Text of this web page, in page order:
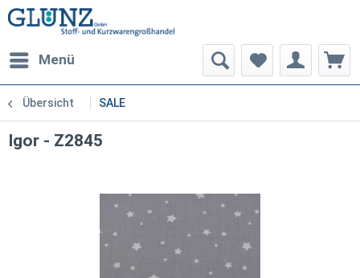
Menü
Übersicht SALE
Igor - Z2845